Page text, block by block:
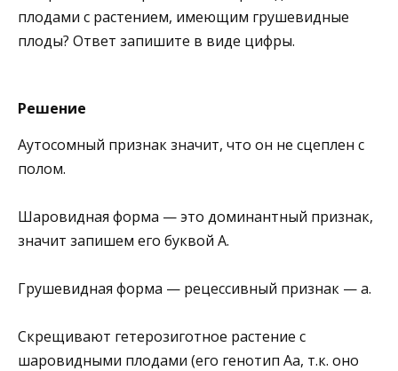
плодами с растением, имеющим грушевидные
плоды? Ответ запишите в виде цифры.
Решение
Аутосомный признак значит, что он не сцеплен с
полом.
Шаровидная форма — это доминантный признак,
значит запишем его буквой А.
Грушевидная форма — рецессивный признак — а.
Скрещивают гетерозиготное растение с
шаровидными плодами (его генотип Аа, т.к. оно